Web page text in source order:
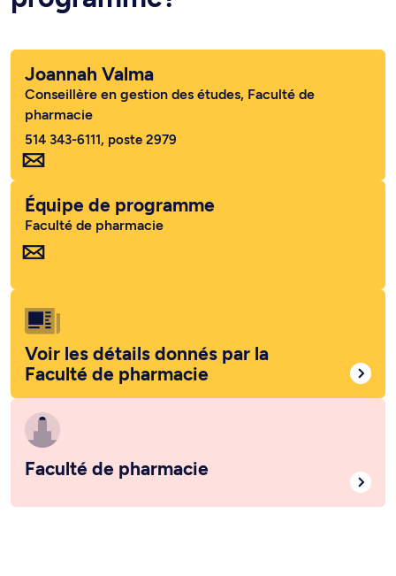
Joannah Valma
Conseillère en gestion des études, Faculté de
pharmacie
514 343-6111, poste 2979
Équipe de programme
Faculté de pharmacie
Voir les détails donnés par la
Faculté de pharmacie
Faculté de pharmacie